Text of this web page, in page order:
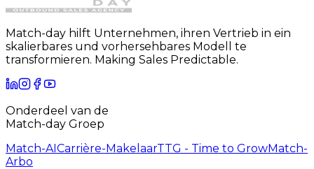
Match-day hilft Unternehmen, ihren Vertrieb in ein
skalierbares und vorhersehbares Modell te
transformieren. Making Sales Predictable.
Onderdeel van de
Match-day Groep
Match-AICarrière-MakelaarTTG - Time to GrowMatch-
Arbo